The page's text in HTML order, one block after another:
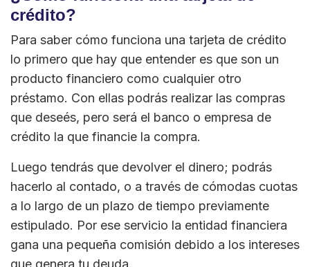
crédito?
Para saber cómo funciona una tarjeta de crédito
lo primero que hay que entender es que son un
producto financiero como cualquier otro
préstamo. Con ellas podrás realizar las compras
que deseés, pero será el banco o empresa de
crédito la que financie la compra.
Luego tendrás que devolver el dinero; podrás
hacerlo al contado, o a través de cómodas cuotas
a lo largo de un plazo de tiempo previamente
estipulado. Por ese servicio la entidad financiera
gana una pequeña comisión debido a los intereses
que genera tu deuda.